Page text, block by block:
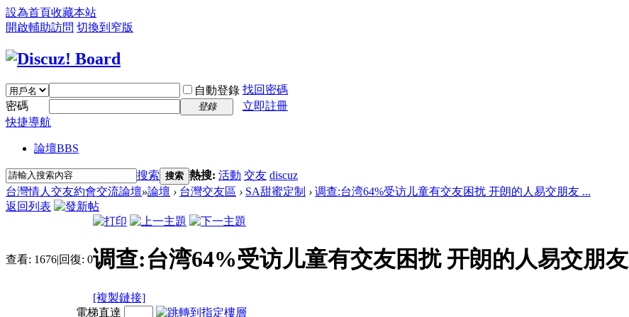
設為首頁收藏本站
開啟輔助訪問 切換到窄版
自動登錄 找回密碼
密碼
登錄
立即註冊
快捷導航
論壇BBS
搜索 搜索 熱搜: 活動 交友 discuz
台灣情人交友約會交流論壇»論壇 › 台灣交友區 › SA甜蜜定制 › 调查:台湾64%受访儿童有交友困扰 开朗的人易交朋友 ...
返回列表
查看: 1676|回復: 0调查:台湾64%受访儿童有交友困扰 开朗的人易交朋友
[複製鏈接]
電梯直達